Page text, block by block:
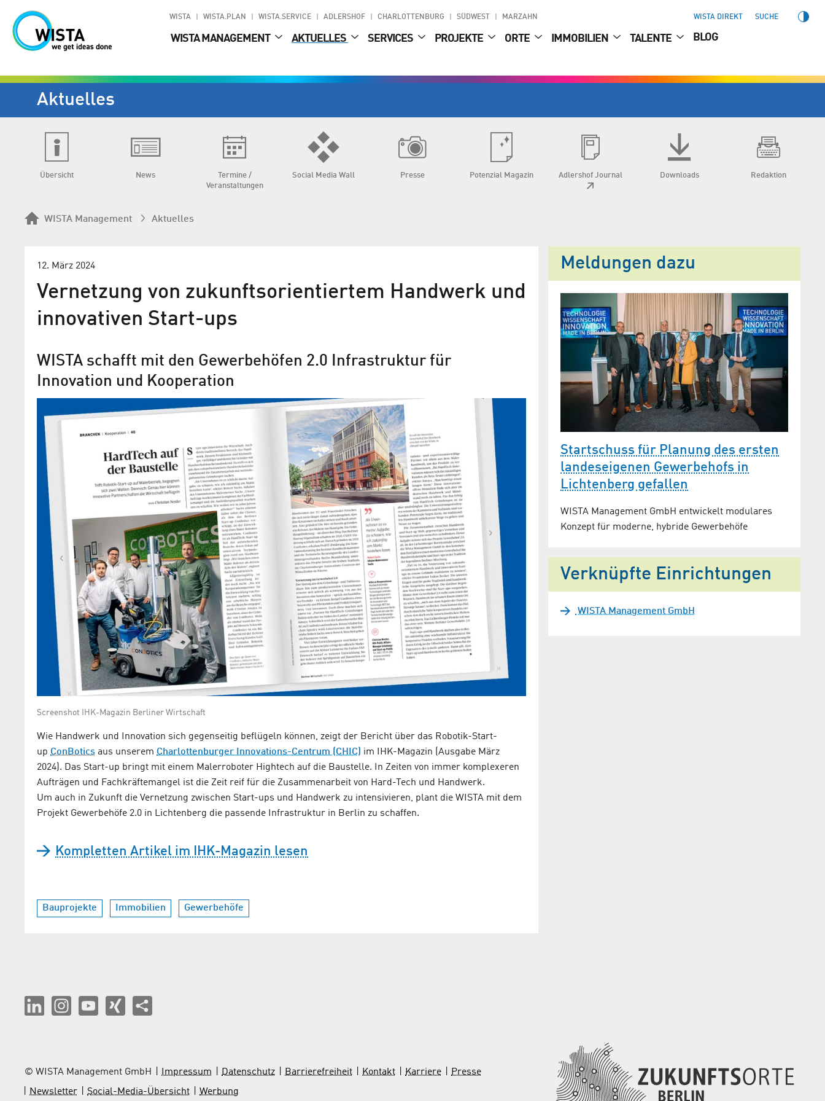
WISTA WISTA.PLAN WISTA.SERVICE ADLERSHOF CHARLOTTENBURG SÜDWEST MARZAHN WISTA DIREKT SUCHE
WISTA MANAGEMENT AKTUELLES SERVICES PROJEKTE ORTE IMMOBILIEN TALENTE BLOG
Aktuelles
Übersicht News
Termine /
Veranstaltungen
Social Media Wall Presse Potenzial Magazin Adlershof Journal Downloads Redaktion
WISTA Management Aktuelles
12. März 2024
Vernetzung von zukunftsorientiertem Handwerk und
innovativen Start-ups
WISTA schafft mit den Gewerbehöfen 2.0 Infrastruktur für
Innovation und Kooperation
Screenshot IHK-Magazin Berliner Wirtschaft
Wie Handwerk und Innovation sich gegenseitig beflügeln können, zeigt der Bericht über das Robotik-Start-
up ConBotics aus unserem Charlottenburger Innovations-Centrum (CHIC) im IHK-Magazin (Ausgabe März
2024). Das Start-up bringt mit einem Malerroboter Hightech auf die Baustelle. In Zeiten von immer komplexeren
Aufträgen und Fachkräftemangel ist die Zeit reif für die Zusammenarbeit von Hard-Tech und Handwerk.
Um auch in Zukunft die Vernetzung zwischen Start-ups und Handwerk zu intensivieren, plant die WISTA mit dem
Projekt Gewerbehöfe 2.0 in Lichtenberg die passende Infrastruktur in Berlin zu schaffen.
Kompletten Artikel im IHK-Magazin lesen
Bauprojekte Immobilien Gewerbehöfe
Meldungen dazu
Startschuss für Planung des ersten
landeseigenen Gewerbehofs in
Lichtenberg gefallen
WISTA Management GmbH entwickelt modulares
Konzept für moderne, hybride Gewerbehöfe
Verknüpfte Einrichtungen
WISTA Management GmbH
© WISTA Management GmbH Impressum Datenschutz Barrierefreiheit Kontakt Karriere
Presse
Newsletter
Social-Media-Übersicht Werbung